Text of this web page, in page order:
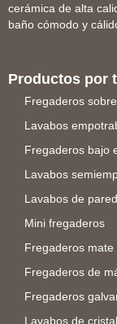
cerámica de alta
baño cómodo y
Productos por
Fregaderos
Lavabos
Fregaderos bajo
Lavabos
Lavabos de pared
Mini fregaderos
Fregaderos mate
Fregaderos de
Fregaderos
Lavabos de cristal